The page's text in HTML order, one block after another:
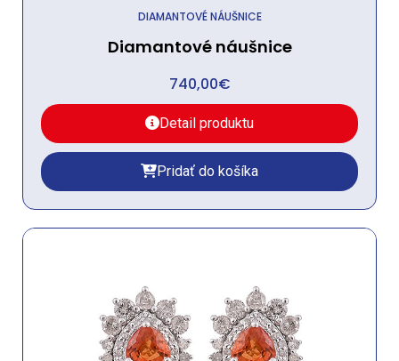
DIAMANTOVÉ NÁUŠNICE
Diamantové náušnice
740,00€
Detail produktu
Pridať do košíka